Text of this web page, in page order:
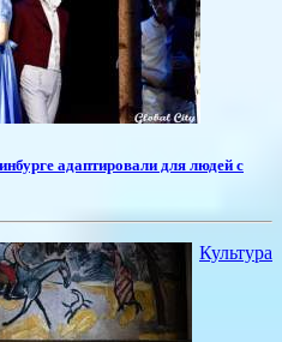
адаптировали для людей с
Культура